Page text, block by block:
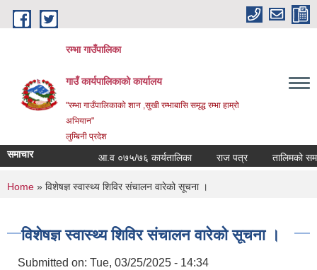
Skip to main content
रम्भा गाउँपालिका
गाउँ कार्यपालिकाको कार्यालय
"रम्भा गाउँपालिकाको शान ,सुखी रम्भाबासि समृद्ध रम्भा हाम्रो
अभियान"
लुम्बिनी प्रदेश
समाचार आ.व ०७५/७६ कार्यतालिका राज पत्र तालिमको समय
You are here
Home » विशेषज्ञ स्वास्थ्य शिविर संचालन वारेको सूचना ।
विशेषज्ञ स्वास्थ्य शिविर संचालन वारेको सूचना ।
Submitted on: Tue, 03/25/2025 - 14:34